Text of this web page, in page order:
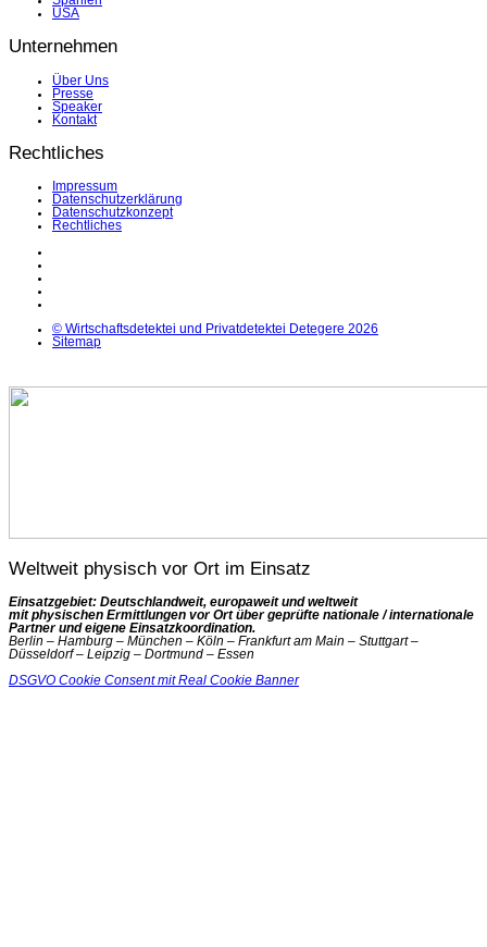
USA
Unternehmen
Über Uns
Presse
Speaker
Kontakt
Rechtliches
Impressum
Datenschutzerklärung
Datenschutzkonzept
Rechtliches
© Wirtschaftsdetektei und Privatdetektei Detegere 2026
Sitemap
Weltweit physisch vor Ort im Einsatz
Einsatzgebiet: Deutschlandweit, europaweit und weltweit
mit physischen Ermittlungen vor Ort über geprüfte nationale / internationale
Partner und eigene Einsatzkoordination.
Berlin – Hamburg – München – Köln – Frankfurt am Main – Stuttgart –
Düsseldorf – Leipzig – Dortmund – Essen
DSGVO Cookie Consent mit Real Cookie Banner